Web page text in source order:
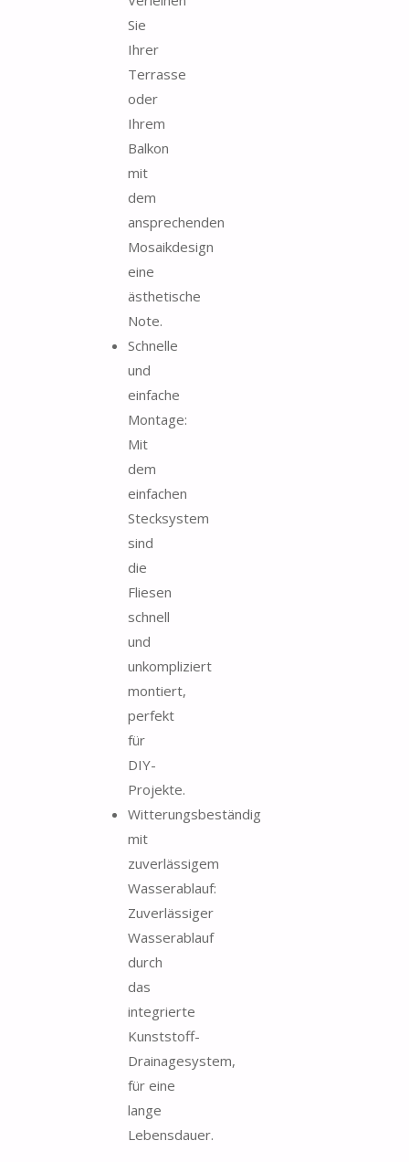
Sie
Ihrer
Terrasse
oder
Ihrem
Balkon
mit
dem
ansprechenden
Mosaikdesign
eine
ästhetische
Note.
Schnelle
und
einfache
Montage:
Mit
dem
einfachen
Stecksystem
sind
die
Fliesen
schnell
und
unkompliziert
montiert,
perfekt
für
DIY-
Projekte.
Witterungsbeständig
mit
zuverlässigem
Wasserablauf:
Zuverlässiger
Wasserablauf
durch
das
integrierte
Kunststoff-
Drainagesystem,
für eine
lange
Lebensdauer.